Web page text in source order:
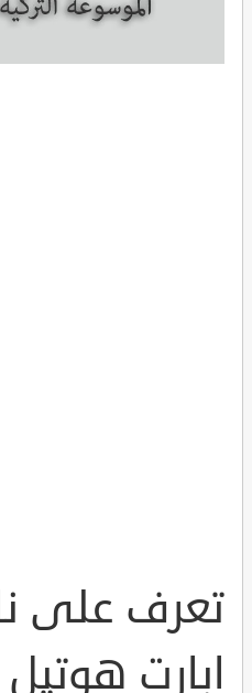
تعرف على
ابارت